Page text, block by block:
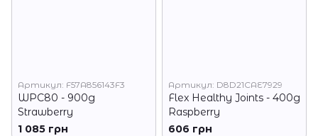
Артикул: F57A856143F3
WPC80 - 900g
Strawberry
1 085 грн
Артикул: D8D21CAE7929
Flex Healthy Joints - 400g
Raspberry
606 грн